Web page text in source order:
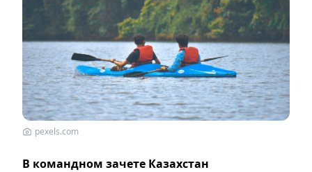
pexels.com
В командном зачете Казахстан